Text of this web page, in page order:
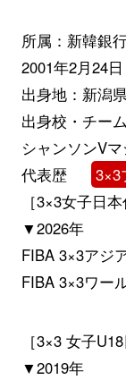
所属：新韓銀
2001年2月24日
出身地：新潟
出身校・チー
シャンソンV
代表歴
3×3
［3×3女子日本
▼2026年
FIBA 3×3アジ
FIBA 3×3ワー
［3×3 女子
▼2019年